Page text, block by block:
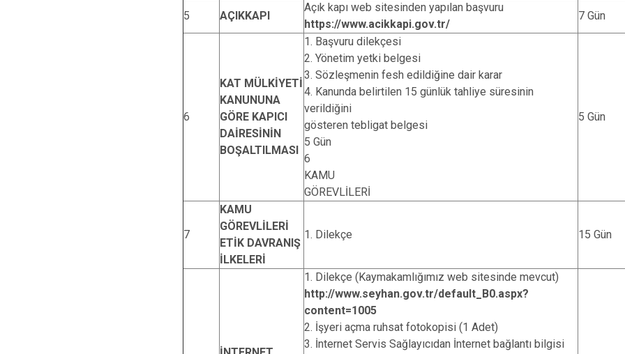
5 AÇIKKAPI
Açık kapı web sitesinden yapılan başvuru
https://www.acikkapi.gov.tr/
7 Gün
6
KAT MÜLKİYETİ
KANUNUNA
GÖRE KAPICI
DAİRESİNİN
BOŞALTILMASI
1. Başvuru dilekçesi
2. Yönetim yetki belgesi
3. Sözleşmenin fesh edildiğine dair karar
4. Kanunda belirtilen 15 günlük tahliye süresinin
verildiğini
gösteren tebligat belgesi
5 Gün
6
KAMU
GÖREVLİLERİ
5 Gün
7
KAMU
GÖREVLİLERİ
ETİK DAVRANIŞ
İLKELERİ
1. Dilekçe 15 Gün
1. Dilekçe (Kaymakamlığımız web sitesinde mevcut)
http://www.seyhan.gov.tr/default_B0.aspx?
content=1005
2. İşyeri açma ruhsat fotokopisi (1 Adet)
3. İnternet Servis Sağlayıcıdan İnternet bağlantı bilgisi